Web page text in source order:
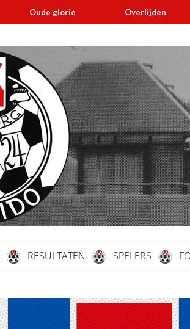
Oude glorie Overlijden
RESULTATEN SPELERS